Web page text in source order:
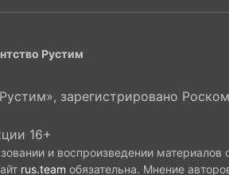
Рустим
зарегистрировано
16+
и воспроизведении материалов
rus.team обязательна. Мнение